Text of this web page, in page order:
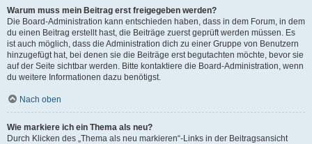
Warum muss mein Beitrag erst freigegeben werden?
Die Board-Administration kann entschieden haben, dass in dem Forum, in dem
du einen Beitrag erstellt hast, die Beiträge zuerst geprüft werden müssen. Es
ist auch möglich, dass die Administration dich zu einer Gruppe von Benutzern
hinzugefügt hat, bei denen sie die Beiträge erst begutachten möchte, bevor sie
auf der Seite sichtbar werden. Bitte kontaktiere die Board-Administration, wenn
du weitere Informationen dazu benötigst.
Nach oben
Wie markiere ich ein Thema als neu?
Durch Klicken des „Thema als neu markieren“-Links in der Beitragsansicht